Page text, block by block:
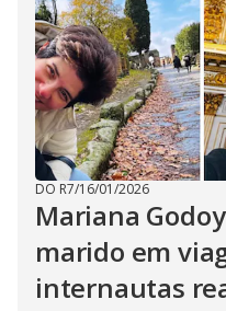
DO R7/16/01/2026
Mariana
marido em
internautas